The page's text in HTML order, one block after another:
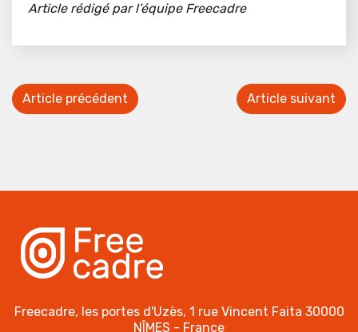
Article rédigé par l’équipe Freecadre
Article précédent Article suivant
Freecadre, les portes d'Uzès, 1 rue Vincent Faita 30000
NÎMES - France